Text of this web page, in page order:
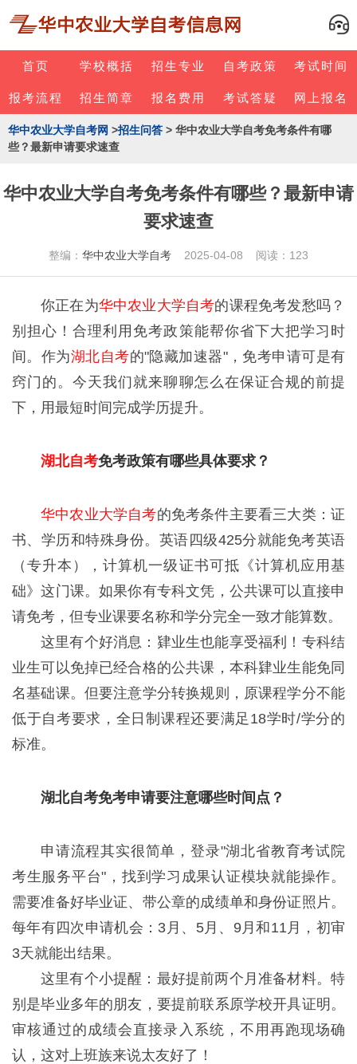
首页 学校概括 招生专业 自考政策 考试时间
报考流程 招生简章 报名费用 考试答疑 网上报名
华中农业大学自考网 >招生问答 > 华中农业大学自考免考条件有哪
些？最新申请要求速查
华中农业大学自考免考条件有哪些？最新申请
要求速查
整编： 华中农业大学自考 2025-04-08 阅读：123
你正在为华中农业大学自考的课程免考发愁吗？
别担心！合理利用免考政策能帮你省下大把学习时
间。作为湖北自考的"隐藏加速器"，免考申请可是有
窍门的。今天我们就来聊聊怎么在保证合规的前提
下，用最短时间完成学历提升。
湖北自考免考政策有哪些具体要求？
华中农业大学自考的免考条件主要看三大类：证
书、学历和特殊身份。英语四级425分就能免考英语
（专升本），计算机一级证书可抵《计算机应用基
础》这门课。如果你有专科文凭，公共课可以直接申
请免考，但专业课要名称和学分完全一致才能算数。
这里有个好消息：肄业生也能享受福利！专科结
业生可以免掉已经合格的公共课，本科肄业生能免同
名基础课。但要注意学分转换规则，原课程学分不能
低于自考要求，全日制课程还要满足18学时/学分的
标准。
湖北自考免考申请要注意哪些时间点？
申请流程其实很简单，登录"湖北省教育考试院
考生服务平台"，找到学习成果认证模块就能操作。
需要准备好毕业证、带公章的成绩单和身份证照片。
每年有四次申请机会：3月、5月、9月和11月，初审
3天就能出结果。
这里有个小提醒：最好提前两个月准备材料。特
别是毕业多年的朋友，要提前联系原学校开具证明。
审核通过的成绩会直接录入系统，不用再跑现场确
认，这对上班族来说太友好了！